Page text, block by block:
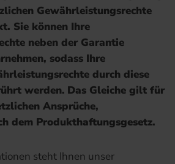
Gewährleistungsrechte
Sie können Ihre
neben der Garantie
sodass Ihre
durch diese
werden. Das Gleiche gilt für
Ansprüche,
dem Produkthaftungsgesetz.
steht Ihnen unser